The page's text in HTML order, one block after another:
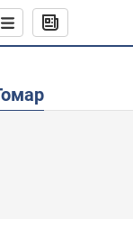
Томар